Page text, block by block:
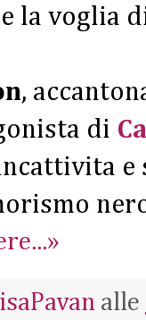
la voglia
,
di
e
alle